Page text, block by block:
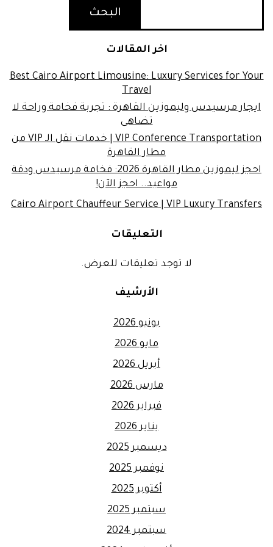
البحث
اخر المقالات
Best Cairo Airport Limousine: Luxury Services for Your
Travel
ايجار مرسيدس وليموزين القاهرة : تجربة فخامة وراحة لا
تضاهى
VIP Conference Transportation | خدمات نقل الـ VIP من
مطار القاهرة
احجز ليموزين مطار القاهرة 2026: فخامة مرسيدس ودقة
مواعيد.. احجز الآن!
Cairo Airport Chauffeur Service | VIP Luxury Transfers
التعليقات
لا توجد تعليقات للعرض.
الأرشيف
يونيو 2026
مايو 2026
أبريل 2026
مارس 2026
فبراير 2026
يناير 2026
ديسمبر 2025
نوفمبر 2025
أكتوبر 2025
سبتمبر 2025
سبتمبر 2024